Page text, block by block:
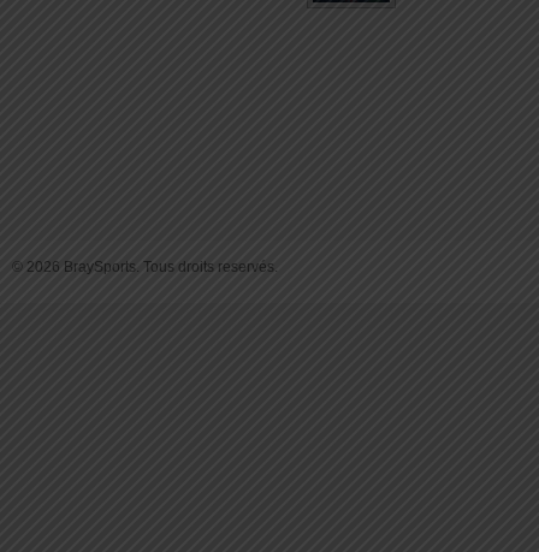
© 2026 BraySports. Tous droits reservés.